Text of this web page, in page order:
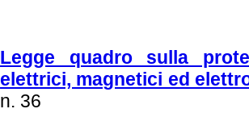
Legge quadro sulla
elettrici, magnetici ed
n. 36